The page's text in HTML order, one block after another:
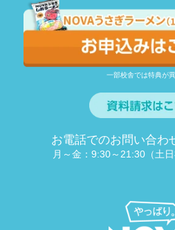
一部校舎では特典が
お電話でのお問い合わ
月～金：9:30～21:30（土